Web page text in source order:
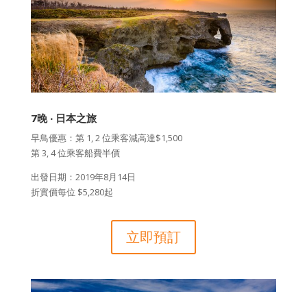
7晚 ‧ 日本之旅
早鳥優惠：第 1, 2 位乘客減高達$1,500
第 3, 4 位乘客船費半價
出發日期：2019年8月14日
折實價每位 $5,280起
立即預訂